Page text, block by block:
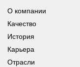
О компании
Качество
История
Карьера
Отрасли